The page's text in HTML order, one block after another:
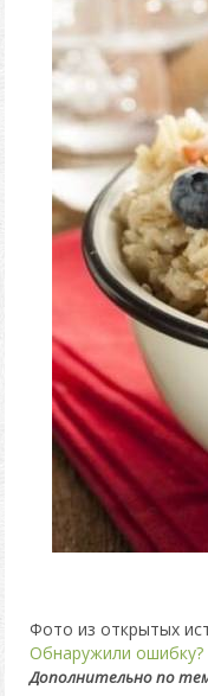
Фото из открытых
Обнаружили
Дополнительно по